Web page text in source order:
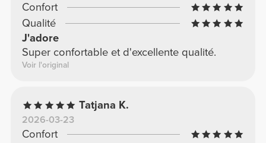
Confort
Qualité
J'adore
Super confortable et d'excellente qualité.
Voir l'original
Tatjana K.
2026-03-23
Confort